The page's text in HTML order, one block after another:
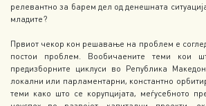
релевантно за барем дел од денешната
младите?
Првиот чекор кон решавање на проблем е
постои проблем. Вообичаените теми кои
предизборните циклуси во Република
локални или парламентарни, константно
теми како што се корупцијата, меѓусебното